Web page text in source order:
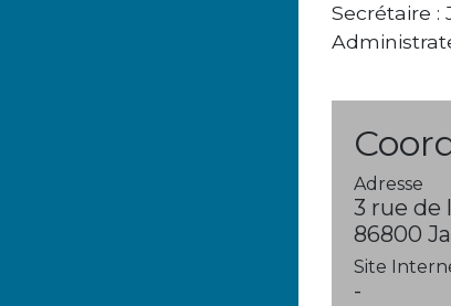
Secrétaire :
Adresse
3 rue de
86800
Site
-